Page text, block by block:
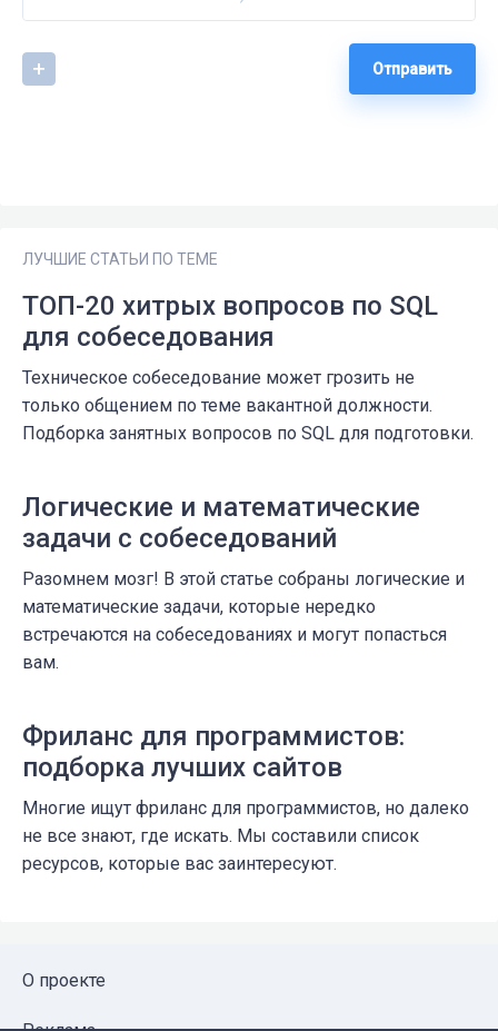
Отправить
ЛУЧШИЕ СТАТЬИ ПО ТЕМЕ
ТОП-20 хитрых вопросов по SQL
для собеседования
Техническое собеседование может грозить не
только общением по теме вакантной должности.
Подборка занятных вопросов по SQL для подготовки.
Логические и математические
задачи с собеседований
Разомнем мозг! В этой статье собраны логические и
математические задачи, которые нередко
встречаются на собеседованиях и могут попасться
вам.
Фриланс для программистов:
подборка лучших сайтов
Многие ищут фриланс для программистов, но далеко
не все знают, где искать. Мы составили список
ресурсов, которые вас заинтересуют.
О проекте